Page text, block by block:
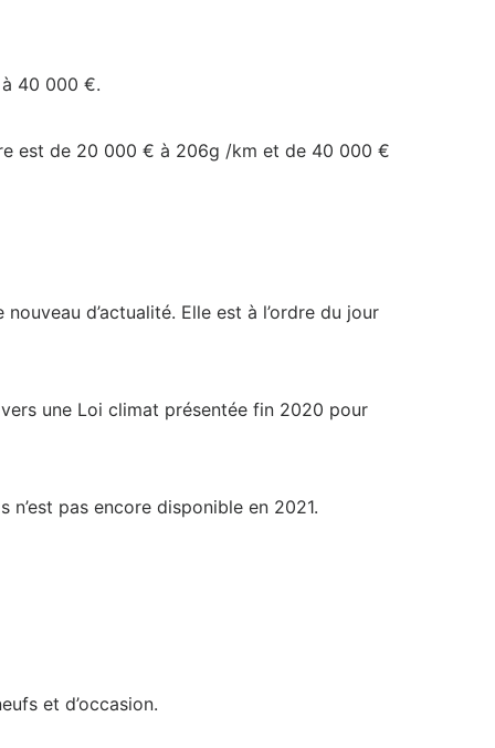
40 000 €.
est de 20 000 € à 206g /km et de 40 000 €
d’actualité. Elle est à l’ordre du jour
une Loi climat présentée fin 2020 pour
n’est pas encore disponible en 2021.
et d’occasion.